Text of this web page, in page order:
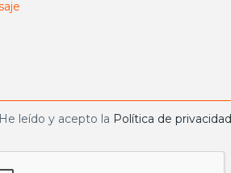
He leído y acepto la Política de privacidad